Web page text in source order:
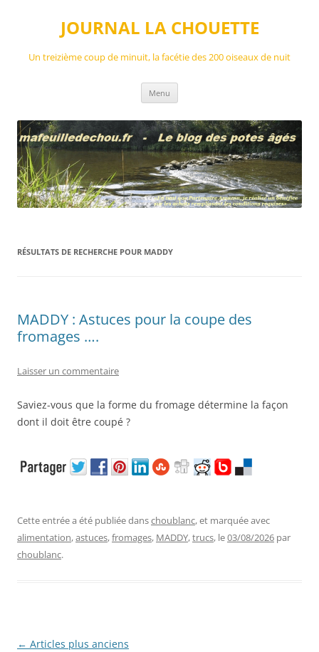
JOURNAL LA CHOUETTE
Un treizième coup de minuit, la facétie des 200 oiseaux de nuit
Menu
RÉSULTATS DE RECHERCHE POUR MADDY
MADDY : Astuces pour la coupe des
fromages ….
Laisser un commentaire
Saviez-vous que la forme du fromage détermine la façon
dont il doit être coupé ?
Cette entrée a été publiée danschoublanc, et marquée avec
alimentation,astuces,fromages, MADDY,trucs, le03/08/2026 par
choublanc.
Navigation
← Articles plus anciens